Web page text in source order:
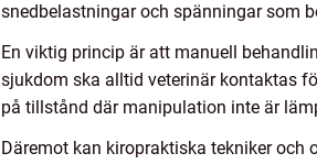
snedbelastningar och spänningar som
En viktig princip är att manuell
sjukdom ska alltid veterinär kontaktas
på tillstånd där manipulation inte är
Däremot kan kiropraktiska tekniker